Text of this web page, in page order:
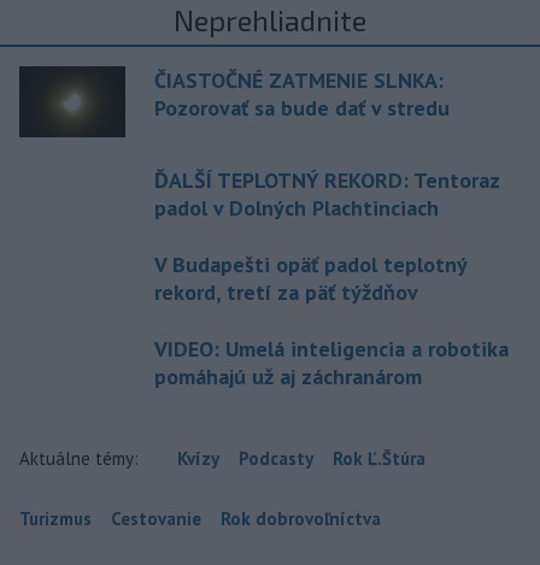
Neprehliadnite
ČIASTOČNÉ ZATMENIE SLNKA:
Pozorovať sa bude dať v stredu
ĎALŠÍ TEPLOTNÝ REKORD: Tentoraz
padol v Dolných Plachtinciach
V Budapešti opäť padol teplotný
rekord, tretí za päť týždňov
VIDEO: Umelá inteligencia a robotika
pomáhajú už aj záchranárom
Aktuálne témy: Kvízy Podcasty Rok Ľ.Štúra
Turizmus Cestovanie Rok dobrovoľníctva